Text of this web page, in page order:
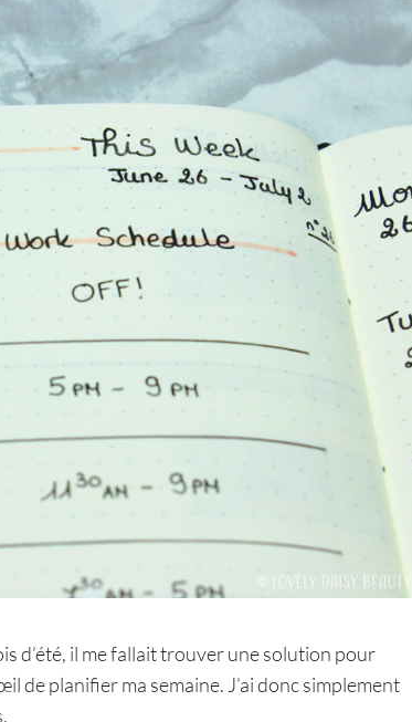
d’été, il me fallait trouver une solution pour
de planifier ma semaine. J’ai donc simplement